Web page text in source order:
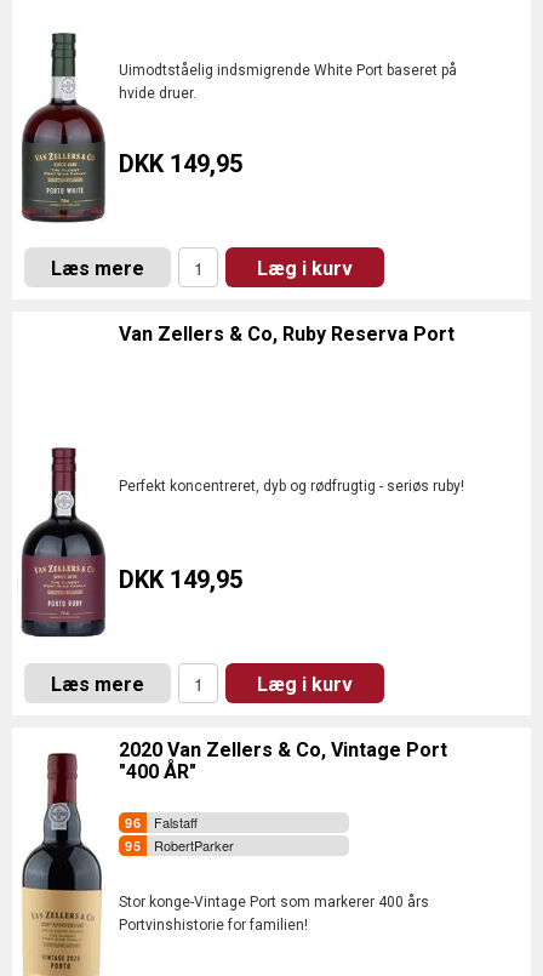
Uimodtståelig indsmigrende White Port baseret på
hvide druer.
DKK 149,95
Læs mere Læg i kurv
Van Zellers & Co, Ruby Reserva Port
Perfekt koncentreret, dyb og rødfrugtig - seriøs ruby!
DKK 149,95
Læs mere Læg i kurv
2020 Van Zellers & Co, Vintage Port
"400 ÅR"
Falstaff
RobertParker
Stor konge-Vintage Port som markerer 400 års
Portvinshistorie for familien!